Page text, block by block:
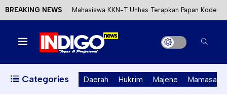
BREAKING NEWS Mahasiswa KKN-T Unhas Terapkan Papan Kode
Etik Wisata di Pantai Lawere Desa Lotang Salo
Satu DPO Pengeroyokan SPBU Tapalang
Ditangkap, Satu Lagi Kabur ke Kalimantan
Categories Daerah Hukrim Majene Mamasa